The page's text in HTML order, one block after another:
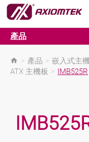
產品
> 產品 > 嵌入式主
ATX 主機板 > IMB525R